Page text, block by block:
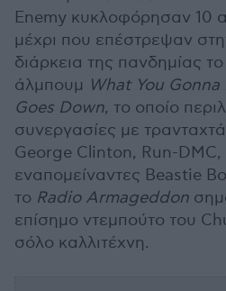
Enemy κυκλοφόρησαν 10
μέχρι που επέστρεψαν
διάρκεια της πανδημίας
άλμπουμ What You
Goes Down, το οποίο
συνεργασίες με
George Clinton, Run-DMC,
εναπομείναντες Beastie
το Radio Armageddon
επίσημο ντεμπούτο του
σόλο καλλιτέχνη.